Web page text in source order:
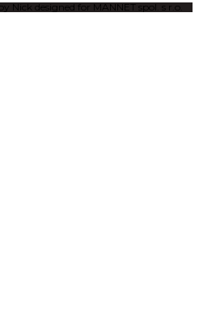
designed for MANNET spol. s r.o.